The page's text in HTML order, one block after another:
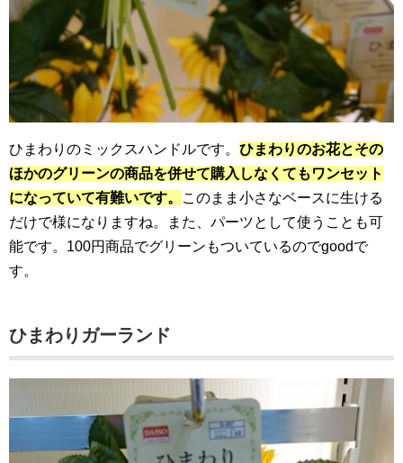
ひまわりのミックスハンドルです。 ひまわりのお花とその
ほかのグリーンの商品を併せて購入しなくてもワンセット
になっていて有難いです。
このまま小さなベースに生ける
だけで様になりますね。また、パーツとして使うことも可
能です。100円商品でグリーンもついているのでgoodで
す。
ひまわりガーランド